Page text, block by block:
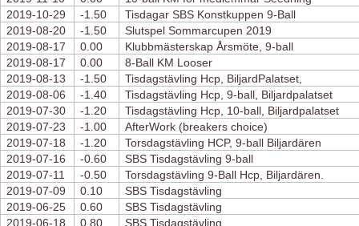
2019-10-29
-1.50
Tisdagar SBS Konstkuppen 9-Ball
2019-08-20
-1.50
Slutspel Sommarcupen 2019
2019-08-17
0.00
Klubbmästerskap Årsmöte, 9-ball
2019-08-17
0.00
8-Ball KM Looser
2019-08-13
-1.50
Tisdagstävling Hcp, BiljardPalatset,
2019-08-06
-1.40
Tisdagstävling Hcp, 9-ball, Biljardpalatset
2019-07-30
-1.20
Tisdagstävling Hcp, 10-ball, Biljardpalatset
2019-07-23
-1.00
AfterWork (breakers choice)
2019-07-18
-1.20
Torsdagstävling HCP, 9-ball Biljardären
2019-07-16
-0.60
SBS Tisdagstävling 9-ball
2019-07-11
-0.50
Torsdagstävling 9-Ball Hcp, Biljardären.
2019-07-09
0.10
SBS Tisdagstävling
2019-06-25
0.60
SBS Tisdagstävling
2019-06-18
0.80
SBS Tisdagstävling